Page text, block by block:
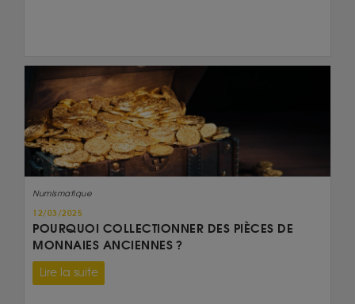
Numismatique
12/03/2025
POURQUOI COLLECTIONNER DES PIÈCES DE
MONNAIES ANCIENNES ?
Lire la suite